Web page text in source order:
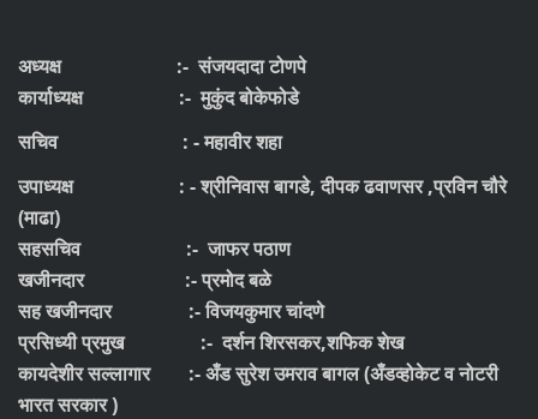
अध्यक्ष :- संजयदादा टोणपे
कार्याध्यक्ष :- मुकुंद बोकेफोडे
सचिव : - महावीर शहा
उपाध्यक्ष : - श्रीनिवास बागडे, दीपक ढवाणसर ,प्रविन चौरे
(माढा)
सहसचिव :- जाफर पठाण
खजीनदार :- प्रमोद बळे
सह खजीनदार :- विजयकुमार चांदणे
प्रसिध्यी प्रमुख :- दर्शन शिरसकर,शफिक शेख
कायदेशीर सल्लागार :- अँड सुरेश उमराव बागल (अँडव्होकेट व नोटरी
भारत सरकार )